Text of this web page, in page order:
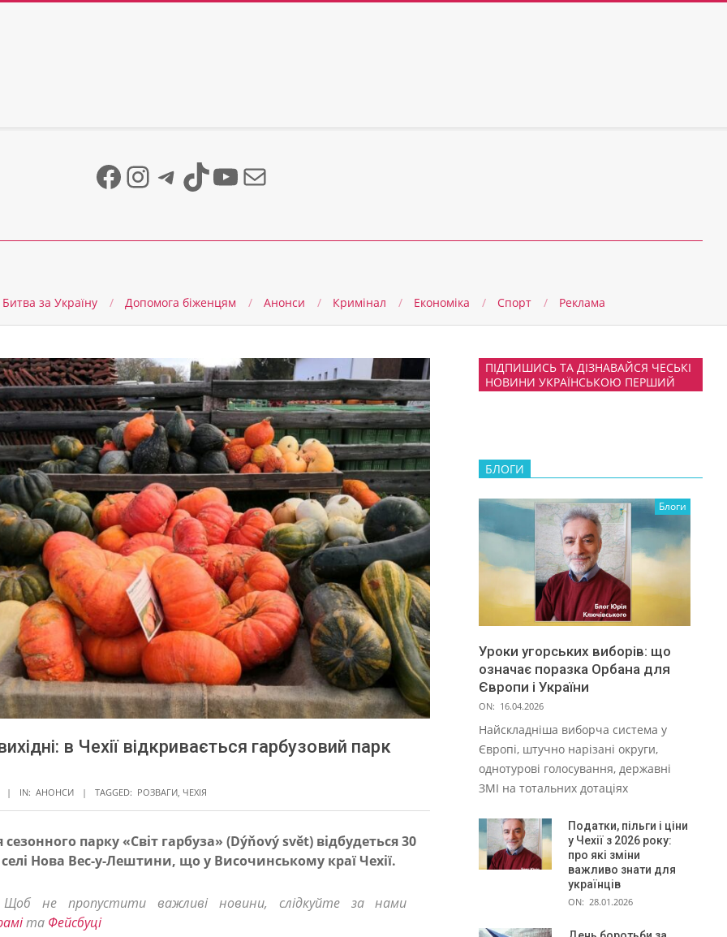
Facebook
Instagram
Telegram
TikTok
YouTube
Mail
Битва за Україну Допомога біженцям Анонси Кримінал Економіка Спорт Реклама
в Чехії відкривається гарбузовий парк
IN: АНОНСИ TAGGED: РОЗВАГИ ЧЕХІЯ
сезонного парку «Світ гарбуза» (Dýňový svět) відбудеться 30
селі Нова Вес-у-Лештини, що у Височинському краї Чехії.
Щоб не пропустити важливі новини, слідкуйте за нами
та Фейсбуці
ПІДПИШИСЬ ТА ДІЗНАВАЙСЯ ЧЕСЬКІ
НОВИНИ УКРАЇНСЬКОЮ ПЕРШИЙ
БЛОГИ
Блоги
Уроки угорських виборів: що
означає поразка Орбана для
Європи і України
ON: 16.04.2026
Найскладніша виборча система у
Європі, штучно нарізані округи,
однотурові голосування, державні
ЗМІ на тотальних дотаціях
Податки, пільги і ціни
у Чехії з 2026 року:
про які зміни
важливо знати для
українців
ON: 28.01.2026